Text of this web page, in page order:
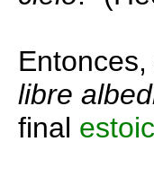
libre
final